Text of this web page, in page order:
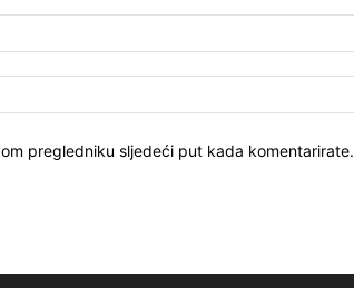
pregledniku sljedeći put kada komentarirate.